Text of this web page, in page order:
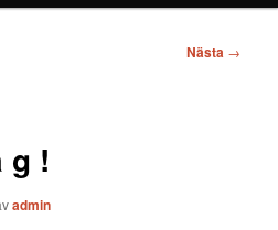
Nästa →
g !
admin